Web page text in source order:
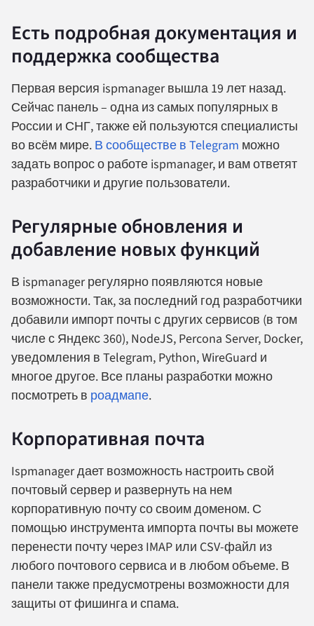
Есть подробная документация и
поддержка сообщества
Первая версия ispmanager вышла 19 лет назад.
Сейчас панель – одна из самых популярных в
России и СНГ, также ей пользуются специалисты
во всём мире. В сообществе в Telegram можно
задать вопрос о работе ispmanager, и вам ответят
разработчики и другие пользователи.
Регулярные обновления и
добавление новых функций
В ispmanager регулярно появляются новые
возможности. Так, за последний год разработчики
добавили импорт почты с других сервисов (в том
числе с Яндекс 360), NodeJS, Percona Server, Docker,
уведомления в Telegram, Python, WireGuard и
многое другое. Все планы разработки можно
посмотреть в роадмапе.
Корпоративная почта
Ispmanager дает возможность настроить свой
почтовый сервер и развернуть на нем
корпоративную почту со своим доменом. С
помощью инструмента импорта почты вы можете
перенести почту через IMAP или CSV-файл из
любого почтового сервиса и в любом объеме. В
панели также предусмотрены возможности для
защиты от фишинга и спама.